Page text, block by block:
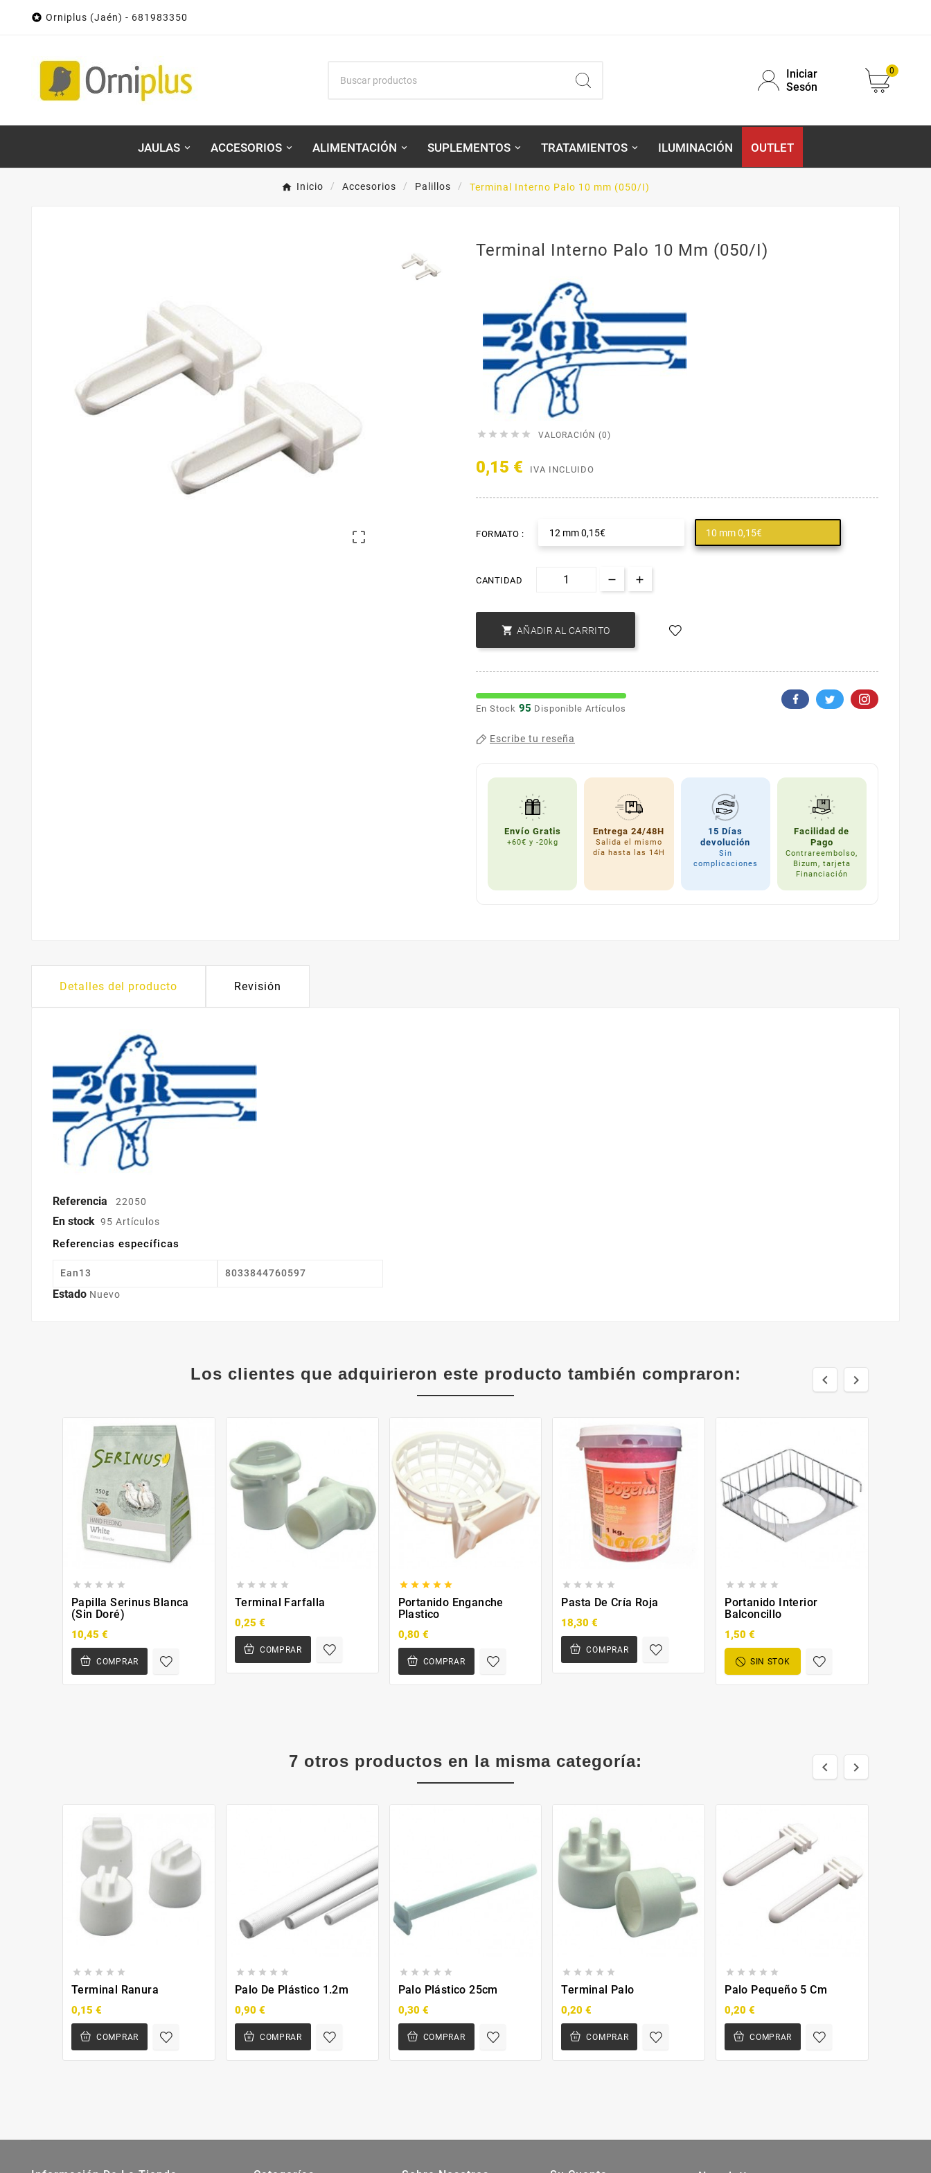
 Orniplus (Jaén) - 681983350
Iniciar
Sesón
0
JAULAS ACCESORIOS ALIMENTACIÓN SUPLEMENTOS TRATAMIENTOS ILUMINACIÓN OUTLET
Inicio Accesorios Palillos Terminal Interno Palo 10 mm (050/I)

Terminal Interno Palo 10 Mm (050/I)
     VALORACIÓN (0)
0,15 € IVA INCLUIDO
FORMATO : 12 mm 0,15€ 10 mm 0,15€
CANTIDAD
 AÑADIR AL CARRITO
En Stock 95 Disponible Artículos
Escribe tu reseña
Envío Gratis
+60€ y -20kg
Entrega 24/48H
Salida el mismo
día hasta las 14H
15 Días
devolución
Sin
complicaciones
Facilidad de
Pago
Contrareembolso,
Bizum, tarjeta
Financiación
Detalles del producto Revisión
Referencia 22050
En stock 95 Artículos
Referencias específicas
Ean13 8033844760597
Estado Nuevo
Los clientes que adquirieron este producto también compraron:  
    
Papilla Serinus Blanca
(Sin Doré)
10,45 €
COMPRAR
    
Terminal Farfalla
0,25 €
COMPRAR
    
Portanido Enganche
Plastico
0,80 €
COMPRAR
    
Pasta De Cría Roja
18,30 €
COMPRAR
    
Portanido Interior
Balconcillo
1,50 €
SIN STOK
7 otros productos en la misma categoría:  
    
Terminal Ranura
0,15 €
COMPRAR
    
Palo De Plástico 1.2m
0,90 €
COMPRAR
    
Palo Plástico 25cm
0,30 €
COMPRAR
    
Terminal Palo
0,20 €
COMPRAR
    
Palo Pequeño 5 Cm
0,20 €
COMPRAR